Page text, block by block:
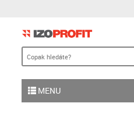
MENU